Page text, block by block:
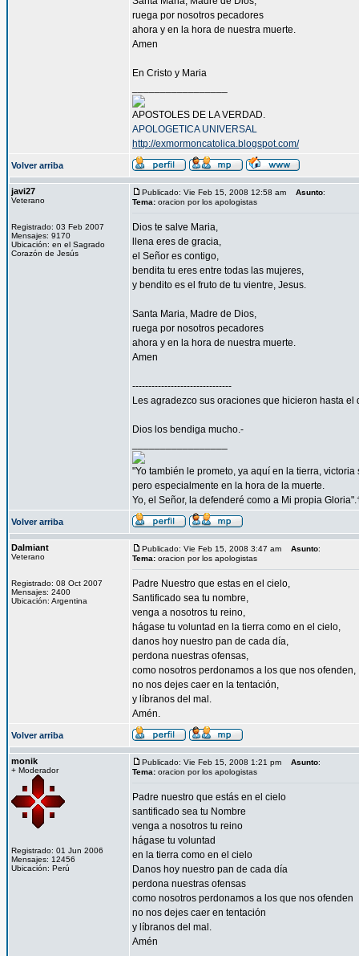
ruega por nosotros pecadores
ahora y en la hora de nuestra muerte.
Amen
En Cristo y Maria
APOSTOLES DE LA VERDAD.
APOLOGETICA UNIVERSAL
http://exmormoncatolica.blogspot.com/
Volver arriba
javi27
Veterano
Registrado: 03 Feb 2007
Mensajes: 9170
Ubicación: en el Sagrado
Corazón de Jesús
Publicado: Vie Feb 15, 2008 12:58 am Asunto:
Tema: oracion por los apologistas
Dios te salve Maria,
llena eres de gracia,
el Señor es contigo,
bendita tu eres entre todas las mujeres,
y bendito es el fruto de tu vientre, Jesus.
Santa Maria, Madre de Dios,
ruega por nosotros pecadores
ahora y en la hora de nuestra muerte.
Amen
-------------------------------
Les agradezco sus oraciones que hicieron hasta el
Dios los bendiga mucho.-
"Yo también le prometo, ya aquí en la tierra,
pero especialmente en la hora de la muerte.
Yo, el Señor, la defenderé como a Mi propia
Volver arriba
Dalmiant
Veterano
Registrado: 08 Oct 2007
Mensajes: 2400
Ubicación: Argentina
Publicado: Vie Feb 15, 2008 3:47 am Asunto:
Tema: oracion por los apologistas
Padre Nuestro que estas en el cielo,
Santificado sea tu nombre,
venga a nosotros tu reino,
hágase tu voluntad en la tierra como en el cielo,
danos hoy nuestro pan de cada día,
perdona nuestras ofensas,
como nosotros perdonamos a los que nos ofenden,
no nos dejes caer en la tentación,
y líbranos del mal.
Amén.
Volver arriba
monik
+ Moderador
Registrado: 01 Jun 2006
Mensajes: 12456
Ubicación: Perú
Publicado: Vie Feb 15, 2008 1:21 pm Asunto:
Tema: oracion por los apologistas
Padre nuestro que estás en el cielo
santificado sea tu Nombre
venga a nosotros tu reino
hágase tu voluntad
en la tierra como en el cielo
Danos hoy nuestro pan de cada día
perdona nuestras ofensas
como nosotros perdonamos a los que nos ofenden
no nos dejes caer en tentación
y líbranos del mal.
Amén